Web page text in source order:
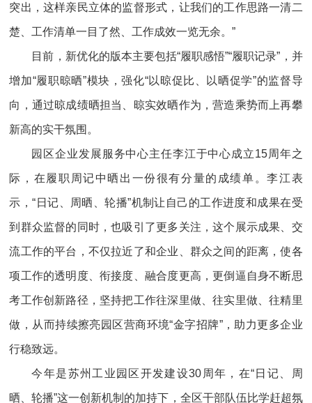
突出，这样亲民立体的监督形式，让我们的工作思路一清二
楚、工作清单一目了然、工作成效一览无余。”
目前，新优化的版本主要包括“履职感悟”“履职记录”，并
增加“履职晾晒”模块，强化“以晾促比、以晒促学”的监督导
向，通过晾成绩晒担当、晾实效晒作为，营造乘势而上再攀
新高的实干氛围。
园区企业发展服务中心主任李江于中心成立15周年之
际，在履职周记中晒出一份很有分量的成绩单。李江表
示，“日记、周晒、轮播”机制让自己的工作进度和成果在受
到群众监督的同时，也吸引了更多关注，这个展示成果、交
流工作的平台，不仅拉近了和企业、群众之间的距离，使各
项工作的透明度、衔接度、融合度更高，更倒逼自身不断思
考工作创新路径，坚持把工作往深里做、往实里做、往精里
做，从而持续擦亮园区营商环境“金字招牌”，助力更多企业
行稳致远。
今年是苏州工业园区开发建设30周年，在“日记、周
晒、轮播”这一创新机制的加持下，全区干部队伍比学赶超氛